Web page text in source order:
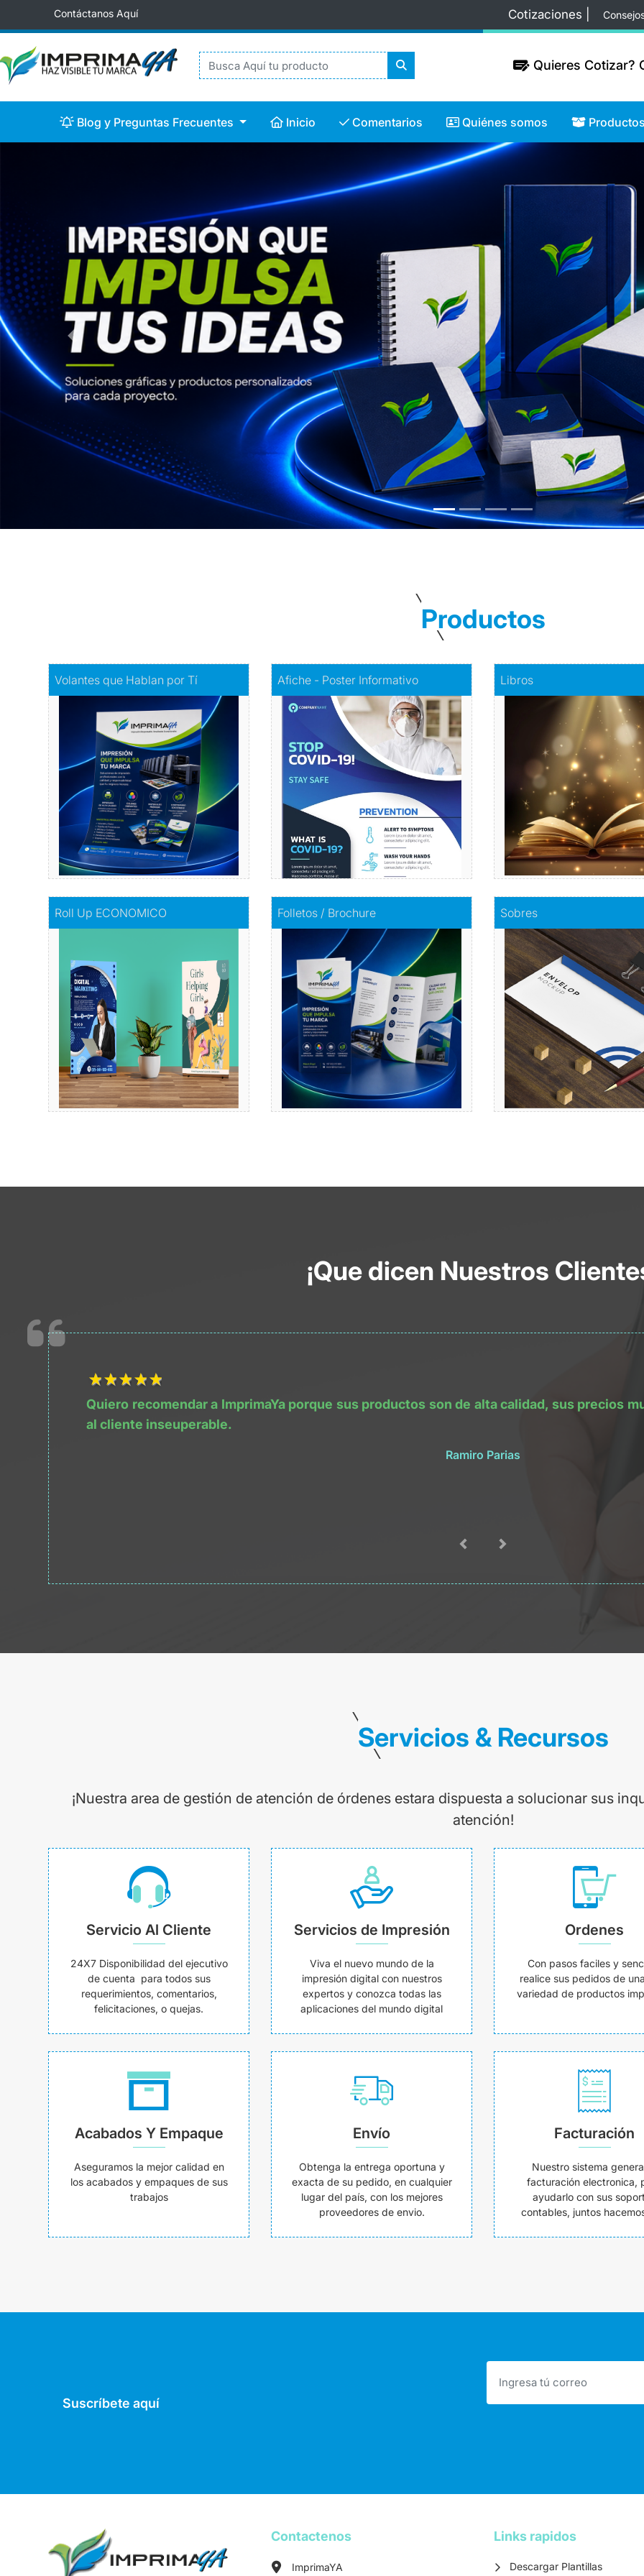
Contáctanos Aquí Cotizaciones |
Quieres Cotizar?
Quieres Cotizar?
Blog y Preguntas Frecuentes
Blog y Preguntas Frecuentes Inicio
Inicio Comentarios
Comentarios Quiénes somos
Quiénes somos Productos
Productos
Volantes que Hablan por Tí
Volantes con Amor
Comprar
Comprar
Afiche - Poster Informativo
Información visualmente atractiva
Comprar
Comprar
Libros
Haz realidad tu
Comprar
Comprar
Roll Up ECONOMICO
Comprar
Folletos / Brochure
Impacta con información
Comprar
Comprar
Sobres
Envuelve tu mensaje con
calidad
Comprar
Comprar
¡Que dicen Nuestros
1Título
2Título
3Título
4Título
Quiero recomendar a ImprimaYa porque sus productos son de alta calidad, sus precios
al cliente inseuperable.
Ramiro Parias
Servicios & Recursos
¡Nuestra area de gestión de atención de órdenes estara dispuesta a solucionar sus
atención!
Servicio Al Cliente
24X7 Disponibilidad del ejecutivo
de cuenta para todos sus
requerimientos, comentarios,
felicitaciones, o quejas.
Servicios de Impresión
Viva el nuevo mundo de la
impresión digital con nuestros
expertos y conozca todas las
aplicaciones del mundo digital
Ordenes
Con pasos faciles y
realice sus pedidos de
variedad de productos
Acabados Y Empaque
Aseguramos la mejor calidad en
los acabados y empaques de sus
trabajos
Envío
Obtenga la entrega oportuna y
exacta de su pedido, en cualquier
lugar del país, con los mejores
proveedores de envio.
Facturación
Nuestro sistema
facturación electronica,
ayudarlo con sus
contables, juntos
Suscríbete aquí
Contactenos
ImprimaYA
Links rapidos
Descargar Plantillas